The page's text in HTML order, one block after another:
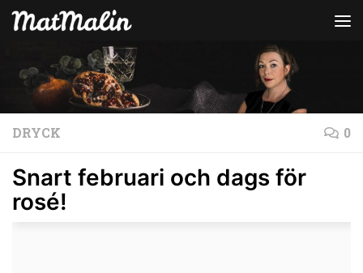
Hoppa till innehåll
DRYCK 0
Snart februari och dags för
rosé!